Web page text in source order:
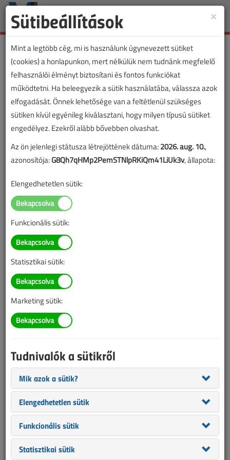
Toggle
Csuti Péter
tanszéki mérnök
SZERZŐK LISTÁJA
LED-világítás a Sixtus-kápolna freskói számára
×
Sütibeállítások
Mint a legtöbb cég, mi is használunk úgynevezett sütiket
(cookies) a honlapunkon, mert nélkülük nem tudnánk megfelelő
felhasználói élményt biztosítani és fontos funkciókat
működtetni. Ha beleegyezik a sütik használatába, válassza azok
elfogadását. Önnek lehetősége van a feltétlenül szükséges
sütiken kívül egyénileg kiválasztani, hogy milyen típusú sütiket
engedélyez. Ezekről alább bővebben olvashat.
Az ön jelenlegi státusza létrejöttének dátuma:2026. aug. 10.,
azonosítója:G8Qh7qHMp2PemSTNlpRKiQm41LiUk3v, állapota:
Elengedhetetlen sütik:
Funkcionális sütik:
Statisztikai sütik:
Marketing sütik:
Tudnivalók a sütikről
Mik azok a sütik?
Elengedhetetlen sütik
Funkcionális sütik
Statisztikai sütik